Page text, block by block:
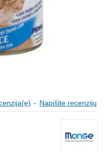
- Napišite recenziju